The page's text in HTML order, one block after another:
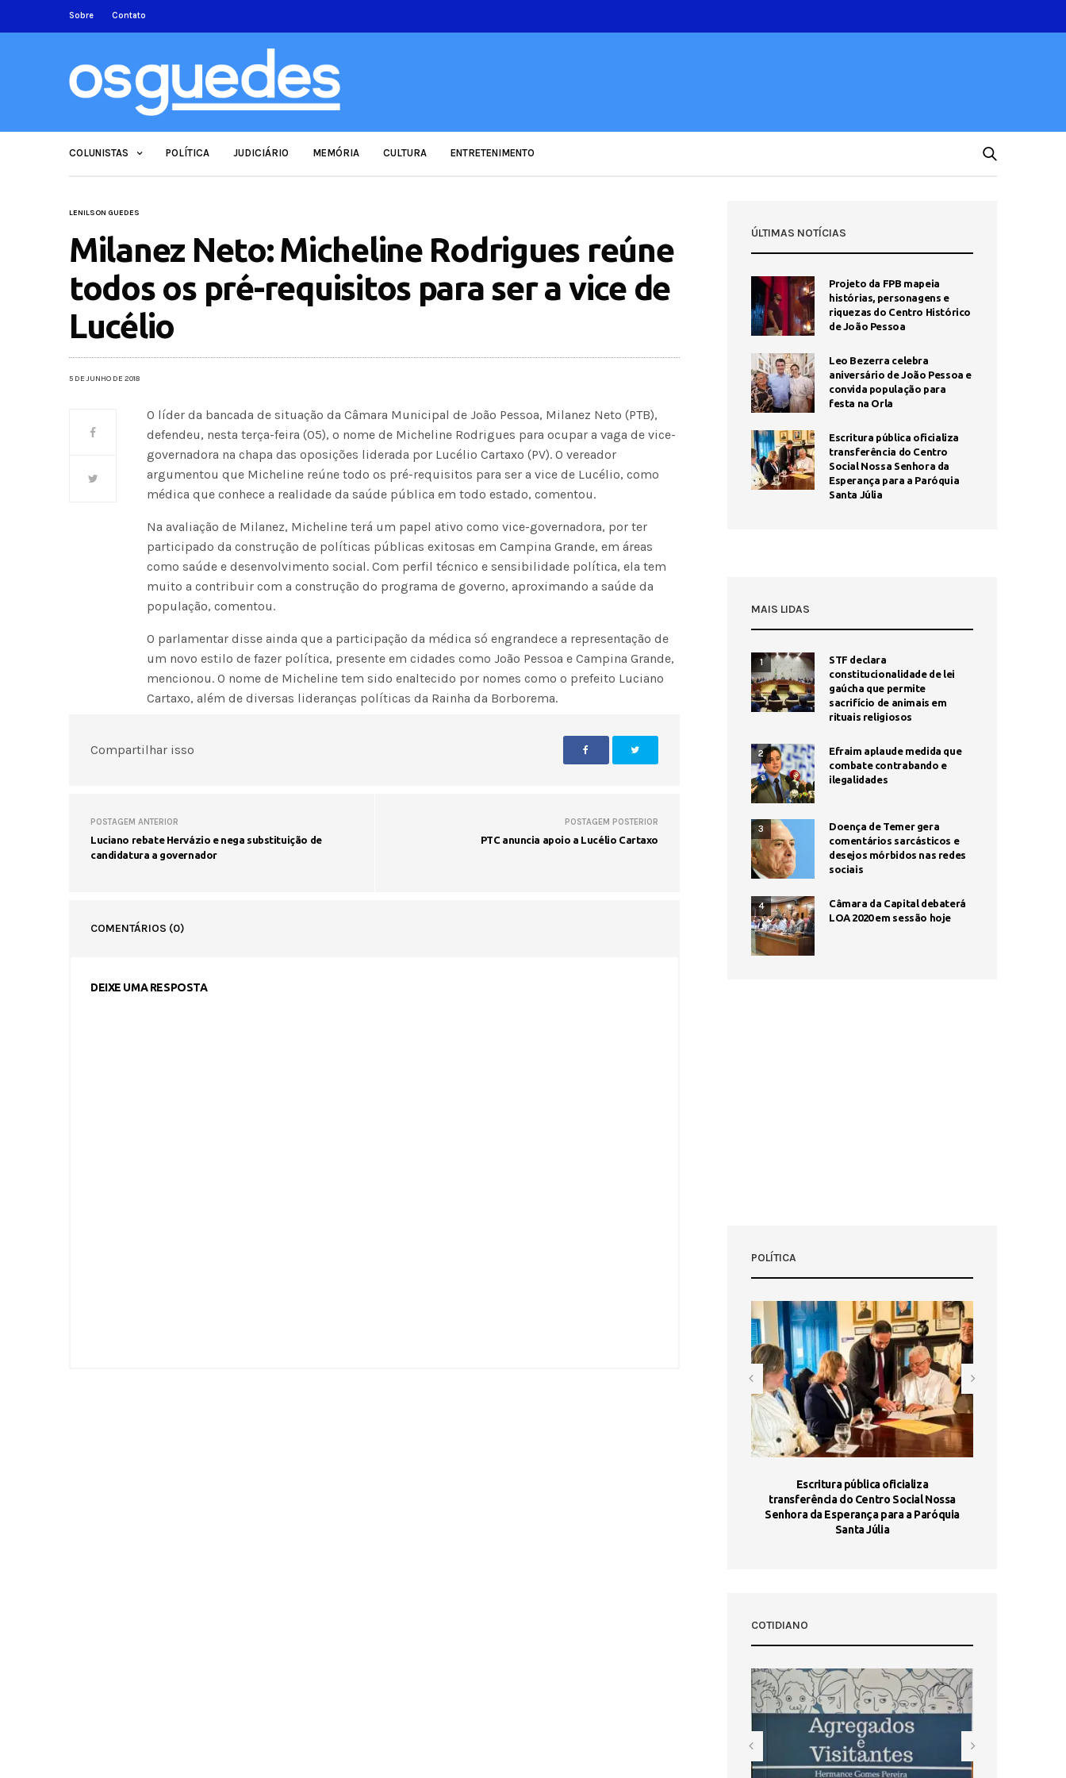
Sobre Contato
COLUNISTAS POLÍTICA JUDICIÁRIO MEMÓRIA CULTURA ENTRETENIMENTO
LENILSON GUEDES
Milanez Neto: Micheline Rodrigues reúne
todos os pré-requisitos para ser a vice de
Lucélio
5 DE JUNHO DE 2018
O líder da bancada de situação da Câmara Municipal de João Pessoa, Milanez Neto (PTB),
defendeu, nesta terça-feira (05), o nome de Micheline Rodrigues para ocupar a vaga de vice-
governadora na chapa das oposições liderada por Lucélio Cartaxo (PV). O vereador
argumentou que Micheline reúne todo os pré-requisitos para ser a vice de Lucélio, como
médica que conhece a realidade da saúde pública em todo estado, comentou.
Na avaliação de Milanez, Micheline terá um papel ativo como vice-governadora, por ter
participado da construção de políticas públicas exitosas em Campina Grande, em áreas
como saúde e desenvolvimento social. Com perfil técnico e sensibilidade política, ela tem
muito a contribuir com a construção do programa de governo, aproximando a saúde da
população, comentou.
O parlamentar disse ainda que a participação da médica só engrandece a representação de
um novo estilo de fazer política, presente em cidades como João Pessoa e Campina Grande,
mencionou. O nome de Micheline tem sido enaltecido por nomes como o prefeito Luciano
Cartaxo, além de diversas lideranças políticas da Rainha da Borborema.
Compartilhar isso
POSTAGEM ANTERIOR
Luciano rebate Hervázio e nega substituição de
candidatura a governador
POSTAGEM POSTERIOR
PTC anuncia apoio a Lucélio Cartaxo
COMENTÁRIOS (0)
DEIXE UMA RESPOSTA
ÚLTIMAS NOTÍCIAS
Projeto da FPB mapeia
histórias, personagens e
riquezas do Centro Histórico
de João Pessoa
Leo Bezerra celebra
aniversário de João Pessoa e
convida população para
festa na Orla
Escritura pública oficializa
transferência do Centro
Social Nossa Senhora da
Esperança para a Paróquia
Santa Júlia
MAIS LIDAS
1
STF declara
constitucionalidade de lei
gaúcha que permite
sacrifício de animais em
rituais religiosos
2
Efraim aplaude medida que
combate contrabando e
ilegalidades
3
Doença de Temer gera
comentários sarcásticos e
desejos mórbidos nas redes
sociais
4
Câmara da Capital debaterá
LOA 2020 em sessão hoje
POLÍTICA
Escritura pública oficializa
transferência do Centro Social Nossa
Senhora da Esperança para a Paróquia
Santa Júlia
COTIDIANO